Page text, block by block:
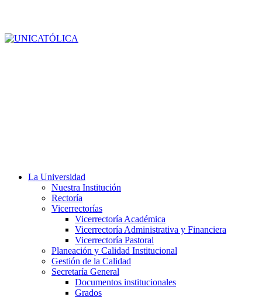
La Universidad
Nuestra Institución
Rectoría
Vicerrectorías
Vicerrectoría Académica
Vicerrectoría Administrativa y Financiera
Vicerrectoría Pastoral
Planeación y Calidad Institucional
Gestión de la Calidad
Secretaría General
Documentos institucionales
Grados